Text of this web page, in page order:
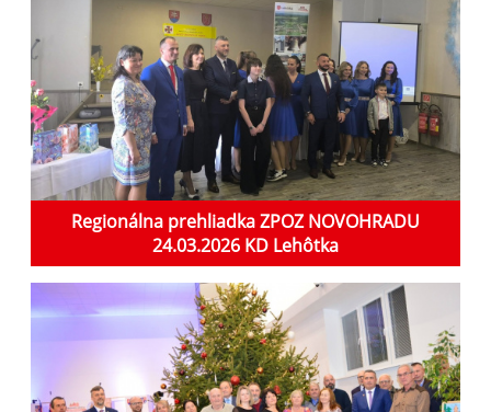
Regionálna prehliadka ZPOZ NOVOHRADU
24.03.2026 KD Lehôtka